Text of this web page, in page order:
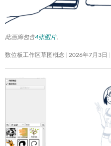
此画廊包含4张图片。
数位板工作区草图概念 2026年7月3日